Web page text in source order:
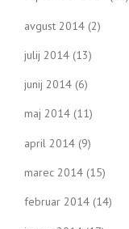
avgust 2014 (2)
julij 2014 (13)
junij 2014 (6)
maj 2014 (11)
april 2014 (9)
marec 2014 (15)
februar 2014 (14)